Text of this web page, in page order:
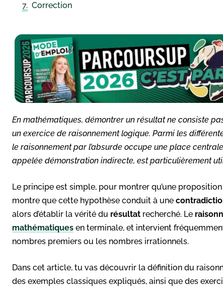
Correction
En mathématiques, démontrer un résultat ne consiste
un exercice de raisonnement logique. Parmi les
le raisonnement par l’absurde occupe une place
appelée démonstration indirecte, est particulièrement
Le principe est simple, pour montrer qu’une
montre que cette hypothèse conduit à une
alors d’établir la vérité du résultat recherché. Le
mathématiques en terminale, et intervient
nombres premiers ou les nombres irrationnels.
Dans cet article, tu vas découvrir la définition du
des exemples classiques expliqués, ainsi que des